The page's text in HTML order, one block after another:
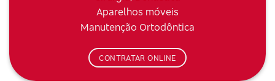
Aparelhos móveis
Manutenção Ortodôntica
CONTRATAR ONLINE